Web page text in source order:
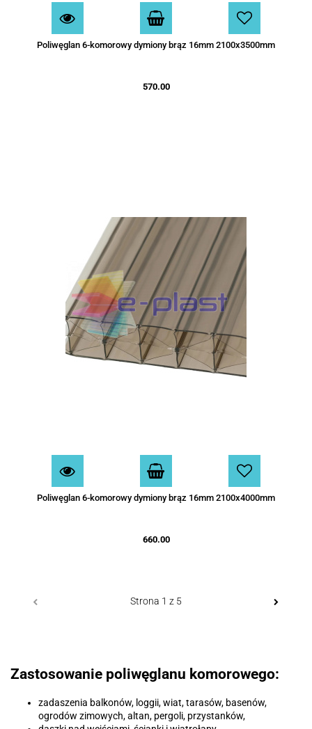
Poliwęglan 6-komorowy dymiony brąz 16mm 2100x3500mm
570.00
Poliwęglan 6-komorowy dymiony brąz 16mm 2100x4000mm
660.00
Zastosowanie poliwęglanu komorowego:
zadaszenia balkonów, loggii, wiat, tarasów, basenów,
ogrodów zimowych, altan, pergoli, przystanków,